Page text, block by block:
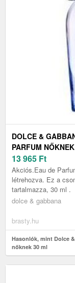
DOLCE &
PARFUM
13 965 Ft
Akciós.Eau de
létrehozva. Ez a
tartalmazza, 30 ml .
dolce & gabbana
brasty.hu
Hasonlók, mint Dolce
nőknek 30 ml